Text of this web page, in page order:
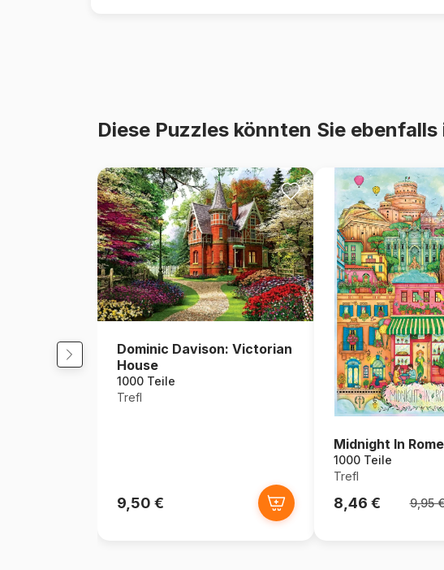
Diese Puzzles könnten Sie
Dominic Davison: Victorian
House
1000 Teile
Trefl
9,50 €
Midnight In Rome
1000 Teile
Trefl
8,46 € 9,95